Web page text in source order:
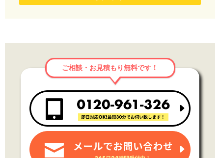
ご相談・お見積もり無料です！